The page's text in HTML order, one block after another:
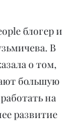
блогер и
В
о том,
большую
на
развитие